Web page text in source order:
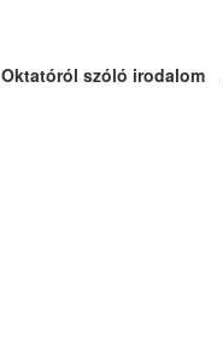
Oktatóról szóló irodalom